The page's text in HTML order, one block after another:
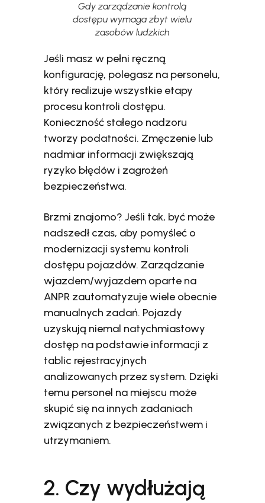
Gdy zarządzanie kontrolą
dostępu wymaga zbyt wielu
zasobów ludzkich
Jeśli masz w pełni ręczną
konfigurację, polegasz na personelu,
który realizuje wszystkie etapy
procesu kontroli dostępu.
Konieczność stałego nadzoru
tworzy podatności. Zmęczenie lub
nadmiar informacji zwiększają
ryzyko błędów i zagrożeń
bezpieczeństwa.
Brzmi znajomo? Jeśli tak, być może
nadszedł czas, aby pomyśleć o
modernizacji systemu kontroli
dostępu pojazdów. Zarządzanie
wjazdem/wyjazdem oparte na
ANPR zautomatyzuje wiele obecnie
manualnych zadań. Pojazdy
uzyskują niemal natychmiastowy
dostęp na podstawie informacji z
tablic rejestracyjnych
analizowanych przez system. Dzięki
temu personel na miejscu może
skupić się na innych zadaniach
związanych z bezpieczeństwem i
utrzymaniem.
2. Czy wydłużają